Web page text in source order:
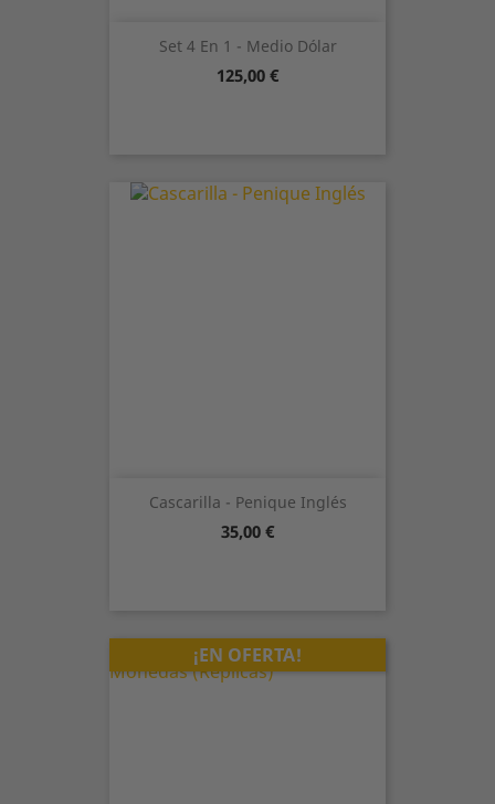
Set 4 En 1 - Medio Dólar
Precio
125,00 €
Cascarilla - Penique Inglés
Precio
35,00 €
¡EN OFERTA!